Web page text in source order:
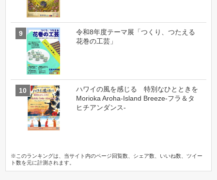
令和8年度テーマ展「つくり、つたえる
花巻の工芸」
ハワイの風を感じる 特別なひとときを
Morioka Aroha-Island Breeze-フラ＆タ
ヒチアンダンス-
※このランキングは、当サイト内のページ回覧数、シェア数、いいね数、ツイー
ト数を元に計測されます。